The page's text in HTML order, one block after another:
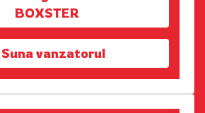
BOXSTER
vanzatorul